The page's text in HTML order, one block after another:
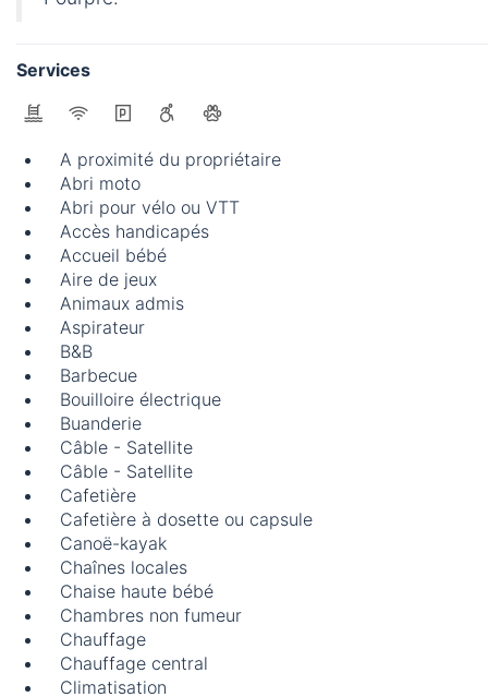
Services
A proximité du propriétaire
Abri moto
Abri pour vélo ou VTT
Accès handicapés
Accueil bébé
Aire de jeux
Animaux admis
Aspirateur
B&B
Barbecue
Bouilloire électrique
Buanderie
Câble - Satellite
Câble - Satellite
Cafetière
Cafetière à dosette ou capsule
Canoë-kayak
Chaînes locales
Chaise haute bébé
Chambres non fumeur
Chauffage
Chauffage central
Climatisation